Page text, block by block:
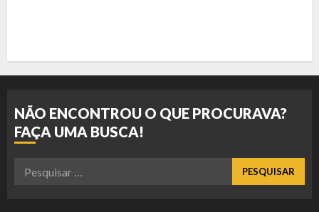
NÃO ENCONTROU O QUE PROCURAVA?
FAÇA UMA BUSCA!
Pesquisar